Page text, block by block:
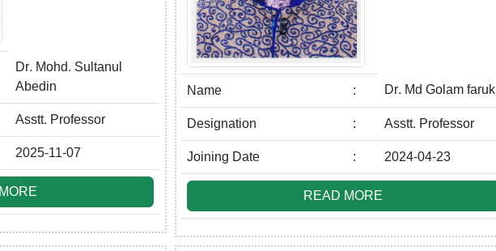
Dr. Mohd. Sultanul
Abedin
Asstt. Professor
2025-11-07
Name : Dr. Md Golam faruk
Designation : Asstt. Professor
Joining Date : 2024-04-23
READ MORE